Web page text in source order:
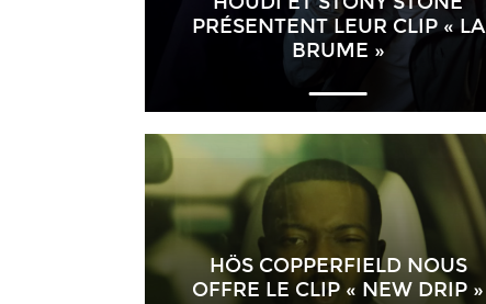
PRÉSENTENT LEUR CLIP « LA
BRUME »
HÖS COPPERFIELD NOUS
OFFRE LE CLIP « NEW DRIP »